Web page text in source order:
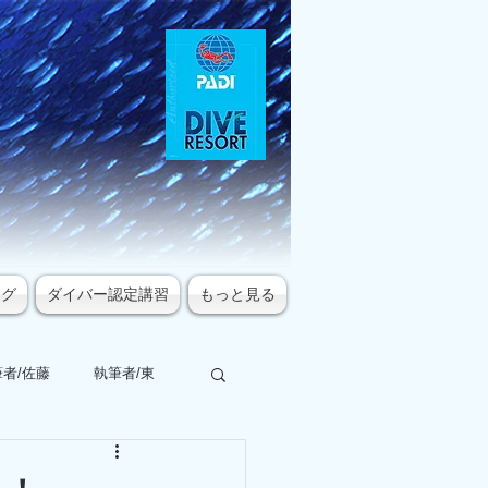
ダイバー認定講習 もっと見る
者/佐藤 執筆者/東